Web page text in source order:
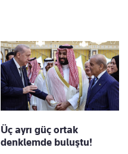
Üç ayrı güç ortak
denklemde buluştu!